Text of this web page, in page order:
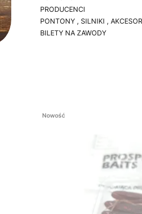
PRODUCENCI
PONTONY , SILNIKI ,
BILETY NA ZAWODY
Nowość